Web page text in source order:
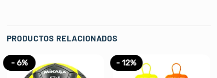
PRODUCTOS RELACIONADOS
- 6% - 12%